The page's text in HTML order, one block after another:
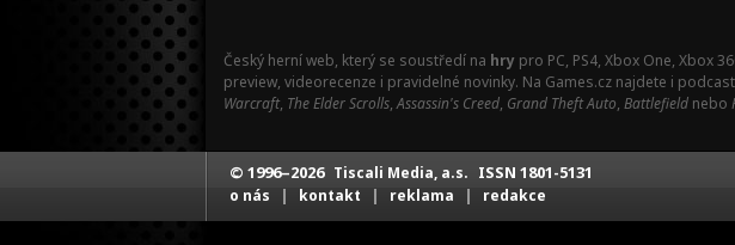
Český herní web, který se soustředí na hry pro PC, PS4, Xbox One, Xbox
preview, videorecenze i pravidelné novinky. Na Games.cz najdete i
Warcraft, The Elder Scrolls,Assassin's Creed, Grand Theft Auto, Battlefield nebo
© 1996–2026 Tiscali Media, a.s. ISSN 1801-5131
o nás | kontakt | reklama | redakce